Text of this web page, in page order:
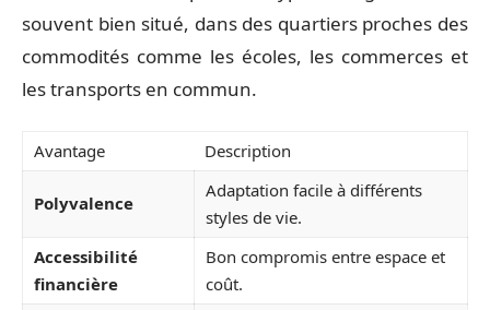
souvent bien situé, dans des quartiers proches des
commodités comme les écoles, les commerces et
les transports en commun.
Avantage Description
Polyvalence
Adaptation facile à différents
styles de vie.
Accessibilité
financière
Bon compromis entre espace et
coût.